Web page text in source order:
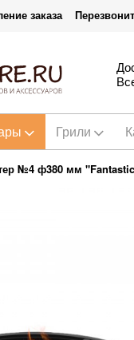
заказа
Грили
№4 ф380 мм